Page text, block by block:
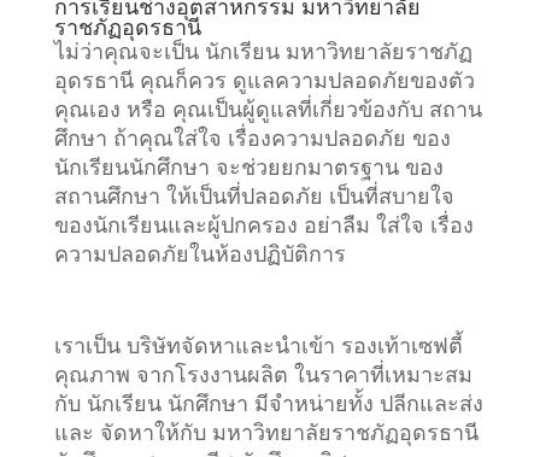
การเรียนช่างอุตสาหกรรม มหาวิทยาลัย
ราชภัฏอุดรธานี
ไม่ว่าคุณจะเป็น นักเรียน มหาวิทยาลัยราชภัฏ
อุดรธานี คุณก็ควร ดูแลความปลอดภัยของตัว
คุณเอง หรือ คุณเป็นผู้ดูแลที่เกี่ยวข้องกับ สถาน
ศึกษา ถ้าคุณใส่ใจ เรื่องความปลอดภัย ของ
นักเรียนนักศึกษา จะช่วยยกมาตรฐาน ของ
สถานศึกษา ให้เป็นที่ปลอดภัย เป็นที่สบายใจ
ของนักเรียนและผู้ปกครอง อย่าลืม ใส่ใจ เรื่อง
ความปลอดภัยในห้องปฏิบัติการ
เราเป็น บริษัทจัดหาและนำเข้า รองเท้าเซฟตี้
คุณภาพ จากโรงงานผลิต ในราคาที่เหมาะสม
กับ นักเรียน นักศึกษา มีจำหน่ายทั้ง ปลีกและส่ง
และ จัดหาให้กับ มหาวิทยาลัยราชภัฏอุดรธานี